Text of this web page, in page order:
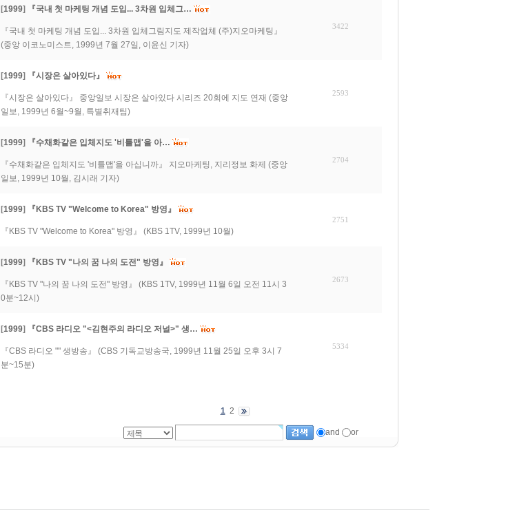
[1999] 『국내 첫 마케팅 개념 도입... 3차원 입체그…
『국내 첫 마케팅 개념 도입... 3차원 입체그림지도 제작업체 (주)지오마케팅』
(중앙 이코노미스트, 1999년 7월 27일, 이윤신 기자)
3422
[1999] 『시장은 살아있다』
『시장은 살아있다』 중앙일보 시장은 살아있다 시리즈 20회에 지도 연재 (중앙
일보, 1999년 6월~9월, 특별취재팀)
2593
[1999] 『수채화같은 입체지도 '비틀맵'을 아…
『수채화같은 입체지도 '비틀맵'을 아십니까』 지오마케팅, 지리정보 화제 (중앙
일보, 1999년 10월, 김시래 기자)
2704
[1999] 『KBS TV "Welcome to Korea" 방영』
『KBS TV "Welcome to Korea" 방영』 (KBS 1TV, 1999년 10월)
2751
[1999] 『KBS TV "나의 꿈 나의 도전" 방영』
『KBS TV "나의 꿈 나의 도전" 방영』 (KBS 1TV, 1999년 11월 6일 오전 11시 3
0분~12시)
2673
[1999] 『CBS 라디오 "<김현주의 라디오 저널>" 생…
『CBS 라디오 "" 생방송』 (CBS 기독교방송국, 1999년 11월 25일 오후 3시 7
분~15분)
5334
1 2
and or